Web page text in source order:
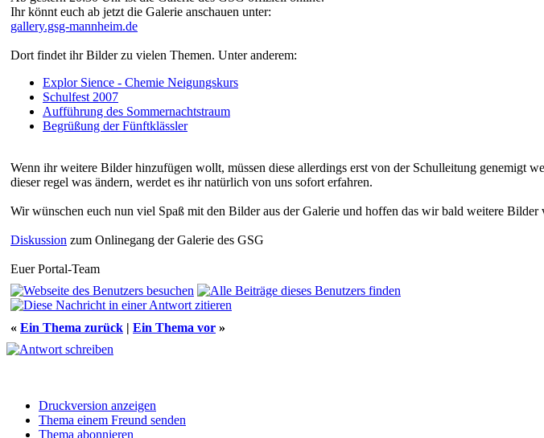
Ihr könnt euch ab jetzt die Galerie anschauen unter:
gallery.gsg-mannheim.de
Dort findet ihr Bilder zu vielen Themen. Unter anderem:
Explor Sience - Chemie Neigungskurs
Schulfest 2007
Aufführung des Sommernachtstraum
Begrüßung der Fünftklässler
Wenn ihr weitere Bilder hinzufügen wollt, müssen diese allerdings erst von der Schulleitung genemigt
dieser regel was ändern, werdet es ihr natürlich von uns sofort erfahren.
Wir wünschen euch nun viel Spaß mit den Bilder aus der Galerie und hoffen das wir bald weitere
Diskussion zum Onlinegang der Galerie des GSG
Euer Portal-Team
« Ein Thema zurück | Ein Thema vor »
Druckversion anzeigen
Thema einem Freund senden
Thema abonnieren